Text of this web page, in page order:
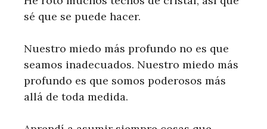
sé que se puede hacer.
Nuestro miedo más profundo no es que
seamos inadecuados. Nuestro miedo más
profundo es que somos poderosos más
allá de toda medida.